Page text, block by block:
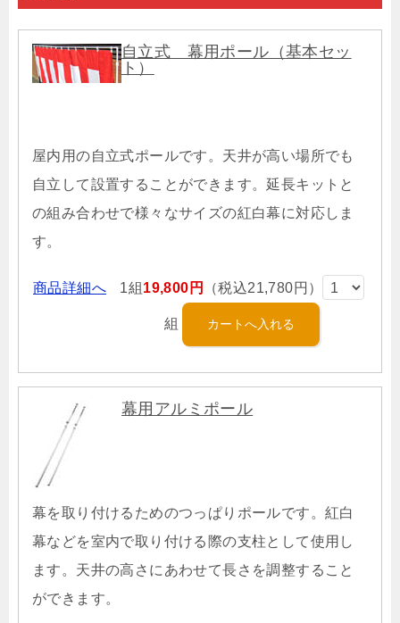
自立式 幕用ポール（基本セッ
ト）
屋内用の自立式ポールです。天井が高い場所でも
自立して設置することができます。延長キットと
の組み合わせで様々なサイズの紅白幕に対応しま
す。
商品詳細へ 1組 19,800円 （税込21,780円）
組
幕用アルミポール
幕を取り付けるためのつっぱりポールです。紅白
幕などを室内で取り付ける際の支柱として使用し
ます。天井の高さにあわせて長さを調整すること
ができます。